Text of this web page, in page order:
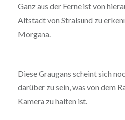
Ganz aus der Ferne ist von
Altstadt von Stralsund zu
Morgana.
Diese Graugans scheint sich
darüber zu sein, was von dem
Kamera zu halten ist.